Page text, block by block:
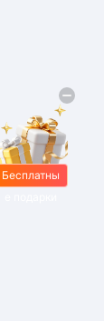
Бесплатны